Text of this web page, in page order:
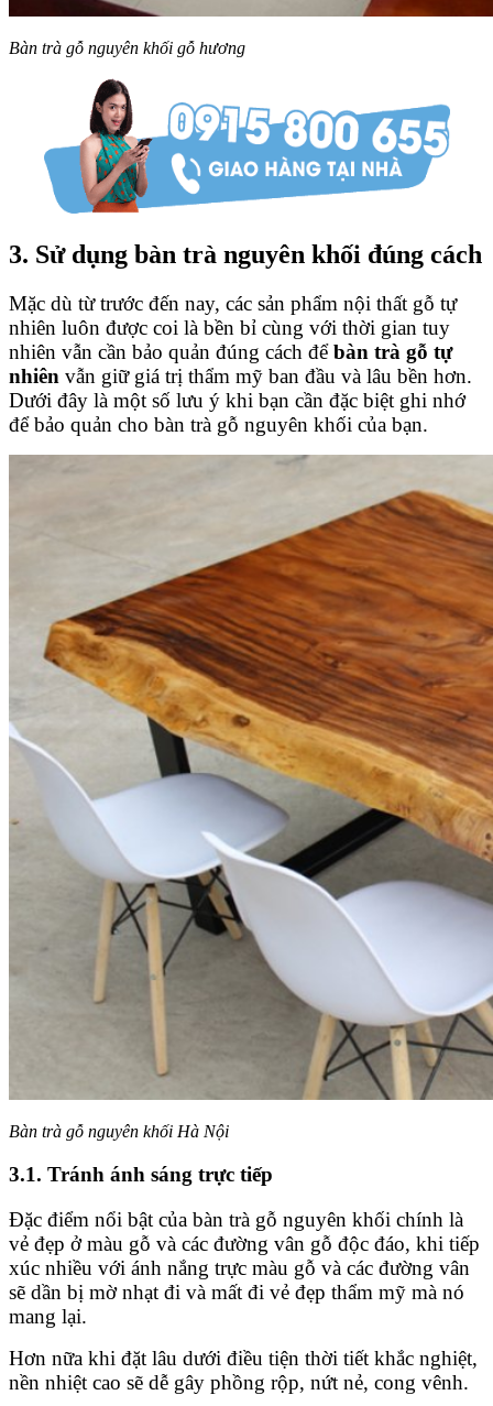
Bàn trà gỗ nguyên khối gỗ hương
3. Sử dụng bàn trà nguyên khối đúng cách
Mặc dù từ trước đến nay, các sản phẩm nội thất gỗ tự
nhiên luôn được coi là bền bỉ cùng với thời gian tuy
nhiên vẫn cần bảo quản đúng cách đểbàn trà gỗ tự
nhiên vẫn giữ giá trị thẩm mỹ ban đầu và lâu bền hơn.
Dưới đây là một số lưu ý khi bạn cần đặc biệt ghi nhớ
để bảo quản cho bàn trà gỗ nguyên khối của bạn.
Bàn trà gỗ nguyên khối Hà Nội
3.1. Tránh ánh sáng trực tiếp
Đặc điểm nổi bật của bàn trà gỗ nguyên khối chính là
vẻ đẹp ở màu gỗ và các đường vân gỗ độc đáo, khi tiếp
xúc nhiều với ánh nắng trực màu gỗ và các đường vân
sẽ dần bị mờ nhạt đi và mất đi vẻ đẹp thẩm mỹ mà nó
mang lại.
Hơn nữa khi đặt lâu dưới điều tiện thời tiết khắc nghiệt,
nền nhiệt cao sẽ dễ gây phồng rộp, nứt nẻ, cong vênh.